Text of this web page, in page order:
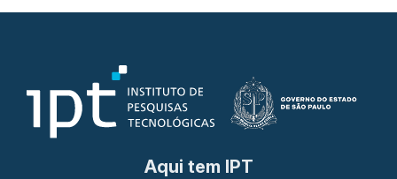
Aqui tem IPT